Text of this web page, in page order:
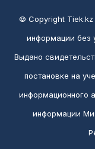
© Copyright Tiek.kz
информации без
Выдано
постановке на
информационного
информации